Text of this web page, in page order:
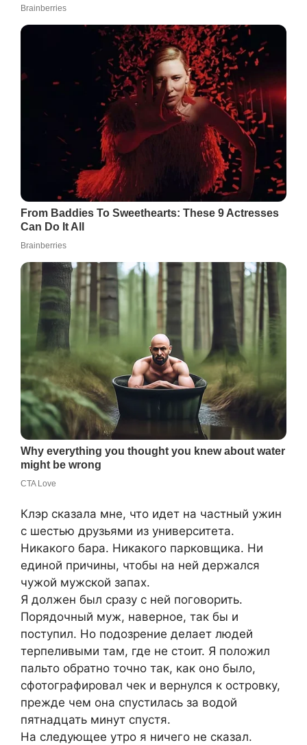
Клэр сказала мне, что идет на частный ужин
с шестью друзьями из университета.
Никакого бара. Никакого парковщика. Ни
единой причины, чтобы на ней держался
чужой мужской запах.
Я должен был сразу с ней поговорить.
Порядочный муж, наверное, так бы и
поступил. Но подозрение делает людей
терпеливыми там, где не стоит. Я положил
пальто обратно точно так, как оно было,
сфотографировал чек и вернулся к островку,
прежде чем она спустилась за водой
пятнадцать минут спустя.
На следующее утро я ничего не сказал.